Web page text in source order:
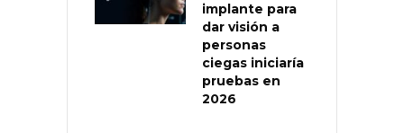
implante para
dar visión a
personas
ciegas iniciaría
pruebas en
2026